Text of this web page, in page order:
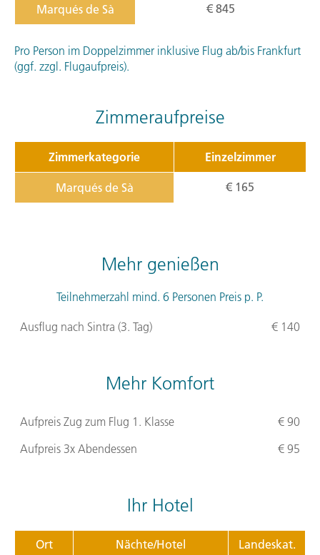
Marqués de Sà € 845
Pro Person im Doppelzimmer inklusive Flug ab/bis Frankfurt
(ggf. zzgl. Flugaufpreis).
Zimmeraufpreise
Zimmerkategorie Einzelzimmer
Marqués de Sà € 165
Mehr genießen
Teilnehmerzahl mind. 6 Personen Preis p. P.
Ausflug nach Sintra (3. Tag) € 140
Mehr Komfort
Aufpreis Zug zum Flug 1. Klasse
€ 90
Aufpreis 3x Abendessen
€ 95
Ihr Hotel
Ort Nächte/Hotel Landeskat.